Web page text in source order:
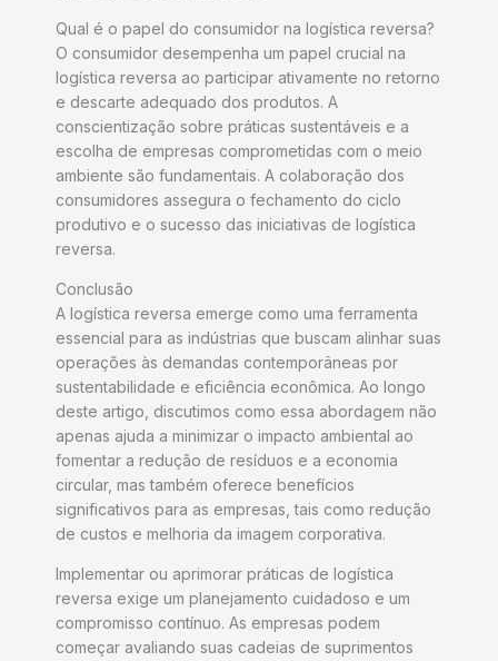
Qual é o papel do consumidor na logística reversa?
O consumidor desempenha um papel crucial na
logística reversa ao participar ativamente no retorno
e descarte adequado dos produtos. A
conscientização sobre práticas sustentáveis e a
escolha de empresas comprometidas com o meio
ambiente são fundamentais. A colaboração dos
consumidores assegura o fechamento do ciclo
produtivo e o sucesso das iniciativas de logística
reversa.
Conclusão
A logística reversa emerge como uma ferramenta
essencial para as indústrias que buscam alinhar suas
operações às demandas contemporâneas por
sustentabilidade e eficiência econômica. Ao longo
deste artigo, discutimos como essa abordagem não
apenas ajuda a minimizar o impacto ambiental ao
fomentar a redução de resíduos e a economia
circular, mas também oferece benefícios
significativos para as empresas, tais como redução
de custos e melhoria da imagem corporativa.
Implementar ou aprimorar práticas de logística
reversa exige um planejamento cuidadoso e um
compromisso contínuo. As empresas podem
começar avaliando suas cadeias de suprimentos